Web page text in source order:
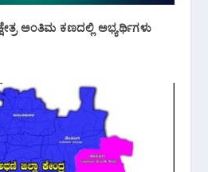
ಅಂತಿಮ ಕಣದಲ್ಲಿ ಅಭ್ಯರ್ಥಿಗಳು